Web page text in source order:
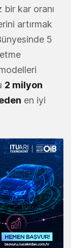
kar oranı
artırmak
5
2 milyon
en iyi